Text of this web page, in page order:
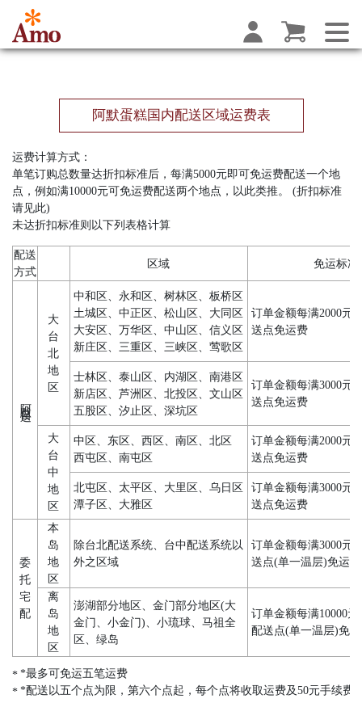
阿默蛋糕国内配送区域运费表
运费计算方式：
单笔订购总数量达折扣标准后，每满5000元即可免运费配送一个地
点，例如满10000元可免运费配送两个地点，以此类推。 (折扣标准
请见此)
未达折扣标准则以下列表格计算
配送
方式
区域 免运标准
大
台
北
地
区
中和区、永和区、树林区、板桥区
土城区、中正区、松山区、大同区
大安区、万华区、中山区、信义区
新庄区、三重区、三峡区、莺歌区
订单金额每满2000元
送点免运费
士林区、泰山区、内湖区、南港区
新店区、芦洲区、北投区、文山区
五股区、汐止区、深坑区
订单金额每满3000元
送点免运费
大
台
中
地
区
中区、东区、西区、南区、北区
西屯区、南屯区
订单金额每满2000元
送点免运费
北屯区、太平区、大里区、乌日区
潭子区、大雅区
订单金额每满3000元
送点免运费
委
托
宅
配
本
岛
地
区
除台北配送系统、台中配送系统以
外之区域
订单金额每满3000元
送点(单一温层)免运费
离
岛
地
区
澎湖部分地区、金门部分地区(大
金门、小金门)、小琉球、马祖全
区、绿岛
订单金额每满10000
配送点(单一温层)免
*最多可免运五笔运费
*配送以五个点为限，第六个点起，每个点将收取运费及50元手续费